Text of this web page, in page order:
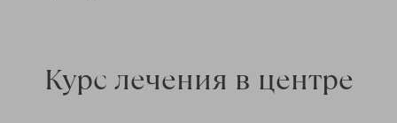
Курс лечения в центре